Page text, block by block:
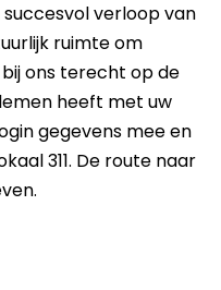
verloop van
ruimte om
ons terecht op de
heeft met uw
gegevens mee en
311. De route naar